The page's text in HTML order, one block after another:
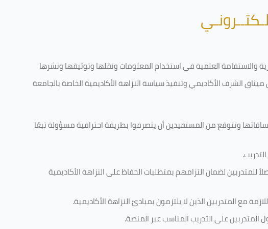
والاستقامة العلمية في استخدام المعلومات ونقلها وتوثيقها ونشرها
الشرف الأكاديمي وتنفيذ سياسة النزاهة الأكاديمية الخاصة بالجامعة
وتتوقع من المستفيدين أن يتصرفوا بطريقة احترافية مسؤولة تبعًا
لضمان التزامهم بمتطلبات الحفاظ على النزاهة الأكاديمية
مع المتدربين الذين لا يلتزمون بمبادئ النزاهة الأكاديمية.
على التدريب المناسب عبر المنصة.